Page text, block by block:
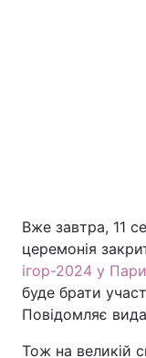
Україна
Економіка
Вже завтра, 11
церемонія
ігор-2024 у
буде брати
Повідомляє
Тож на великій